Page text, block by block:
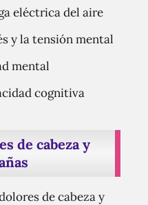
eléctrica del aire
y la tensión mental
mental
cognitiva
de cabeza y
de cabeza y